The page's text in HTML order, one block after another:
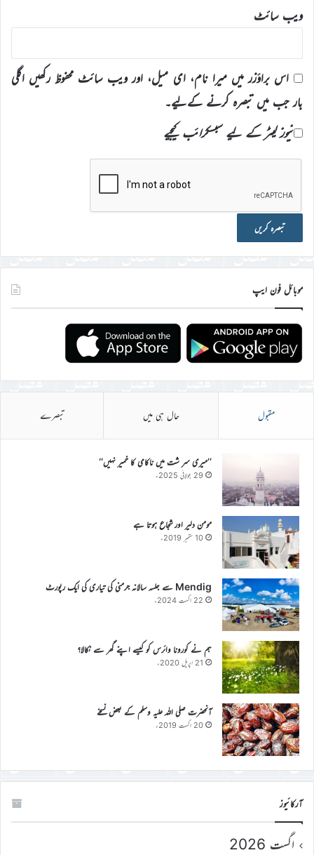
ویب‌ سائٹ
اس براؤزر میں میرا نام، ای میل، اور ویب سائٹ محفوظ رکھیں اگلی
بار جب میں تبصرہ کرنے کےلیے۔
نیوز لیٹر کے لیے سبسکرائب کیجیے
موبائل فون ایپ
مقبول حال ہی میں تبصرے
’’میری سر شت میں ناکامی کا خمیر نہیں‘‘
29 جولائی 2025ء
مومن دلیر اور شجاع ہوتا ہے
10 ستمبر 2019ء
Mendig سے جلسہ سالانہ جرمنی کی تیاری کی ایک رپورٹ
22 اگست 2024ء
ہم نے کورونا وائرس کو کیسے اپنے گھر سے نکالا؟
21 اپریل 2020ء
آنحضرت صلی اللہ علیہ وسلم کے بعض نسخے
20 اگست 2019ء
آرکائیوز
اگست 2026